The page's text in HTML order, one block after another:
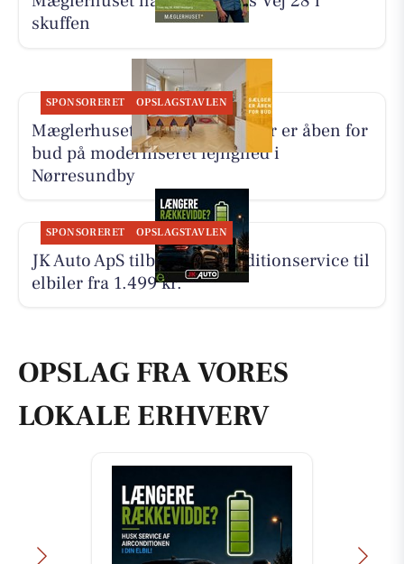
skuffen
SPONSORERET OPSLAGSTAVLEN
Mæglerhuset oplyser, at sælger er åben for
bud på moderniseret lejlighed i
Nørresundby
SPONSORERET OPSLAGSTAVLEN
JK Auto ApS tilbyder airconditionservice til
elbiler fra 1.499 kr.
OPSLAG FRA VORES
LOKALE ERHVERV